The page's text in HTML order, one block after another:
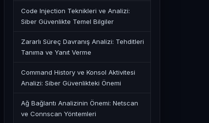
Code Injection Teknikleri ve Analizi:
Siber Güvenlikte Temel Bilgiler
Zararlı Süreç Davranış Analizi: Tehditleri
Tanıma ve Yanıt Verme
Command History ve Konsol Aktivitesi
Analizi: Siber Güvenlikteki Önemi
Ağ Bağlantı Analizinin Önemi: Netscan
ve Connscan Yöntemleri